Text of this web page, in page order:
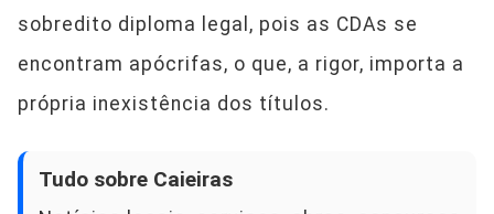
sobredito diploma legal, pois as CDAs se
encontram apócrifas, o que, a rigor, importa a
própria inexistência dos títulos.
Tudo sobre Caieiras